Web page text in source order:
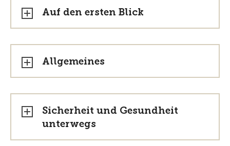
Auf den ersten Blick
Allgemeines
Sicherheit und Gesundheit
unterwegs